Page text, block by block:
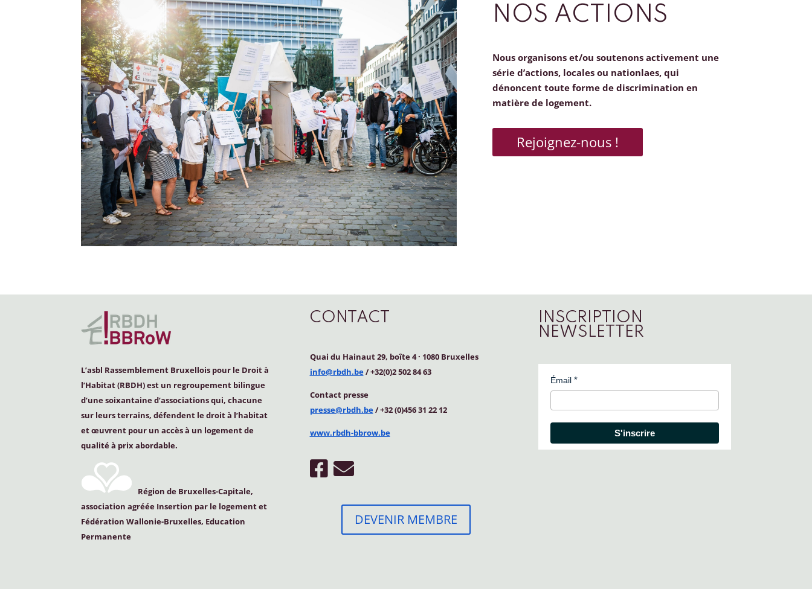
NOS ACTIONS
Nous organisons et/ou soutenons activement une
série d’actions, locales ou nationlaes, qui
dénoncent toute forme de discrimination en
matière de logement.
Rejoignez-nous !
L’asbl Rassemblement Bruxellois pour le Droit à
l’Habitat (RBDH) est un regroupement bilingue
d’une soixantaine d’associations qui, chacune
sur leurs terrains, défendent le droit à l’habitat
et œuvrent pour un accès à un logement de
qualité à prix abordable.
Région de Bruxelles-Capitale,
association agréée Insertion par le logement et
Fédération Wallonie-Bruxelles, Education
Permanente
CONTACT
Quai du Hainaut 29, boîte 4· 1080 Bruxelles
info@rbdh.be/ +32(0)2 502 84 63
Contact presse
presse@rbdh.be/ +32 (0)456 31 22 12
www.rbdh-bbrow.be
DEVENIR MEMBRE
INSCRIPTION
NEWSLETTER
Émail
S'inscrire